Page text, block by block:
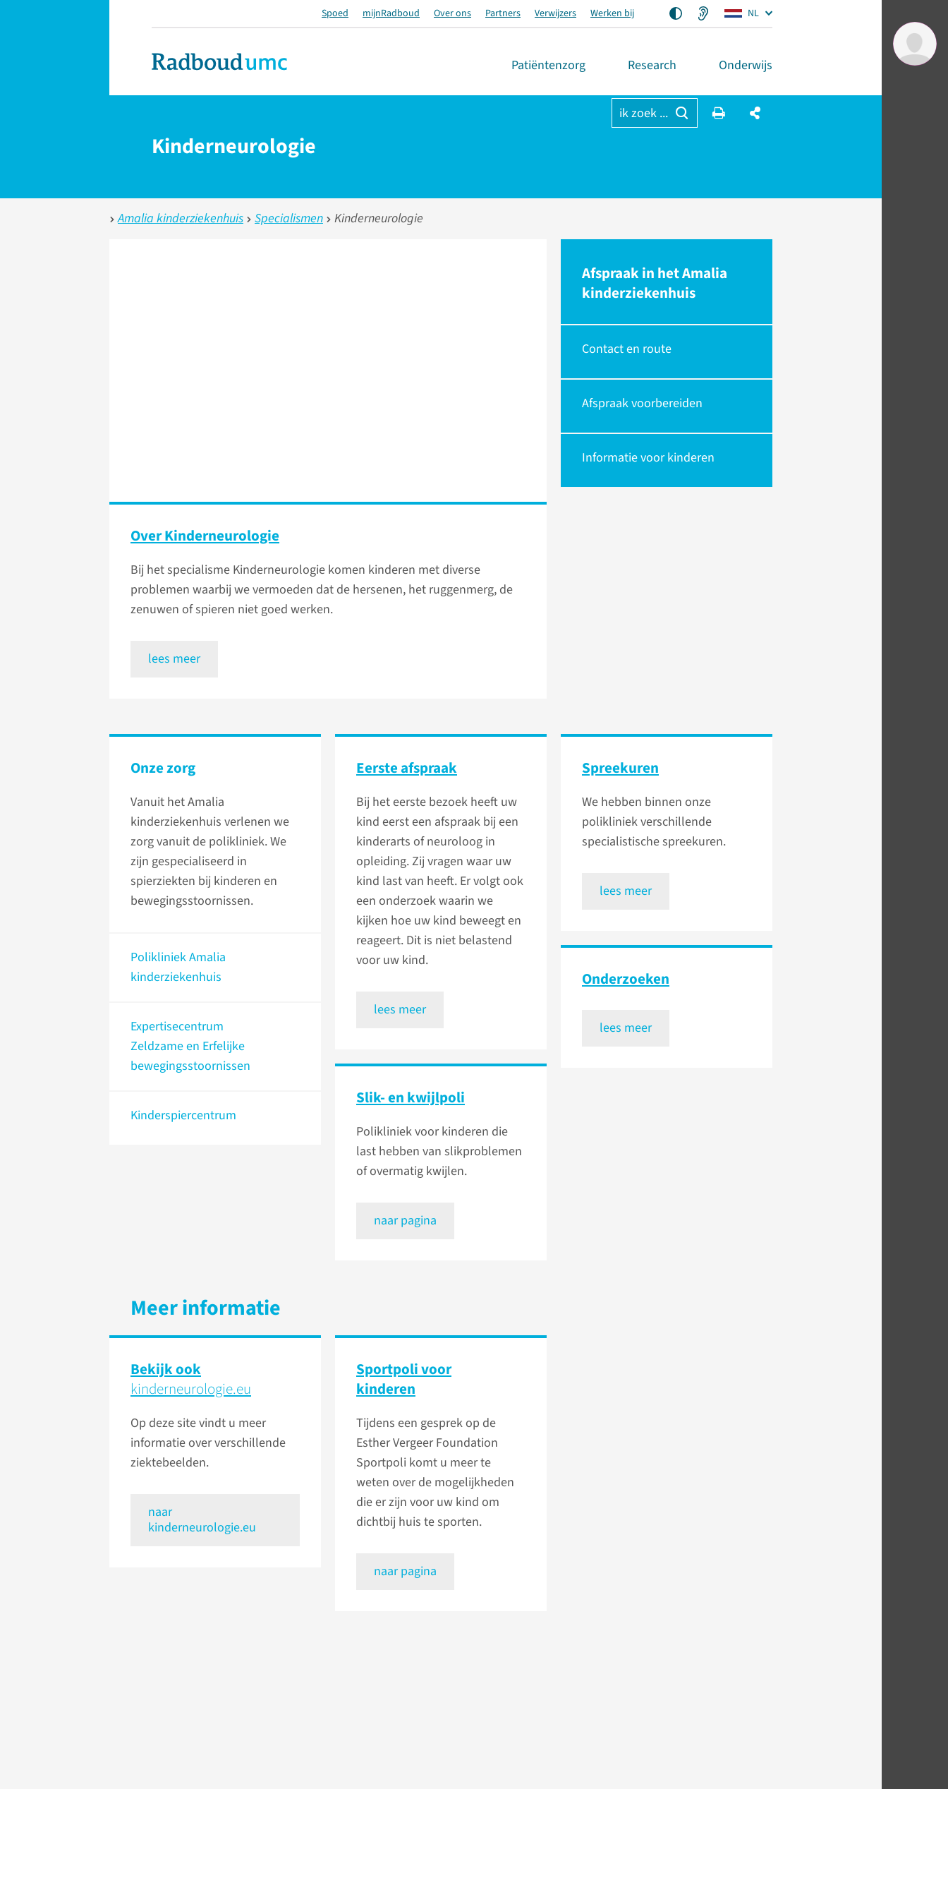
Spoed mijnRadboud Over ons Partners Verwijzers Werken bij NL
Patiëntenzorg Research Onderwijs
ik zoek ...
Kinderneurologie
Amalia kinderziekenhuis Specialismen Kinderneurologie
Over Kinderneurologie
Bij het specialisme Kinderneurologie komen kinderen met diverse
problemen waarbij we vermoeden dat de hersenen, het ruggenmerg, de
zenuwen of spieren niet goed werken.
lees meer
Afspraak in het Amalia
kinderziekenhuis
Contact en route
Afspraak voorbereiden
Informatie voor kinderen
Onze zorg
Vanuit het Amalia
kinderziekenhuis verlenen we
zorg vanuit de polikliniek. We
zijn gespecialiseerd in
spierziekten bij kinderen en
bewegingsstoornissen.
Polikliniek Amalia
kinderziekenhuis
Expertisecentrum
Zeldzame en Erfelijke
bewegingsstoornissen
Kinderspiercentrum
Eerste afspraak
Bij het eerste bezoek heeft uw
kind eerst een afspraak bij een
kinderarts of neuroloog in
opleiding. Zij vragen waar uw
kind last van heeft. Er volgt ook
een onderzoek waarin we
kijken hoe uw kind beweegt en
reageert. Dit is niet belastend
voor uw kind.
lees meer
Spreekuren
We hebben binnen onze
polikliniek verschillende
specialistische spreekuren.
lees meer
Onderzoeken
lees meer
Slik- en kwijlpoli
Polikliniek voor kinderen die
last hebben van slikproblemen
of overmatig kwijlen.
naar pagina
Meer informatie
Bekijk ook
kinderneurologie.eu
Op deze site vindt u meer
informatie over verschillende
ziektebeelden.
naar
kinderneurologie.eu
Sportpoli voor
kinderen
Tijdens een gesprek op de
Esther Vergeer Foundation
Sportpoli komt u meer te
weten over de mogelijkheden
die er zijn voor uw kind om
dichtbij huis te sporten.
naar pagina